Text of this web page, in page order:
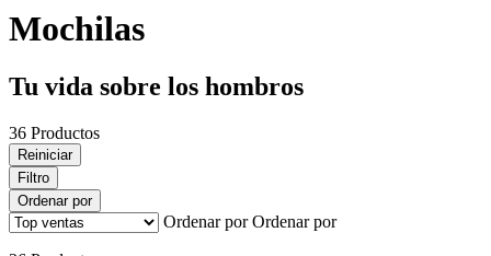
Mochilas
Tu vida sobre los hombros
36 Productos
Reiniciar
Filtro
Ordenar por
Ordenar porOrdenar por